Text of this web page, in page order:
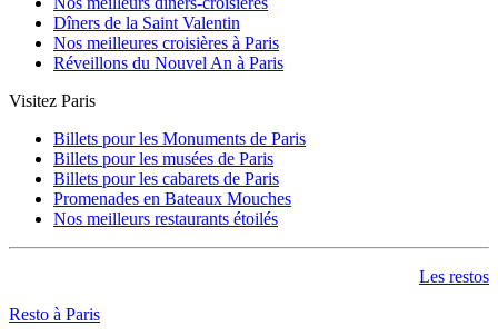
Dîners de la Saint Valentin
Nos meilleures croisières à Paris
Réveillons du Nouvel An à Paris
Visitez Paris
Billets pour les Monuments de Paris
Billets pour les musées de Paris
Billets pour les cabarets de Paris
Promenades en Bateaux Mouches
Nos meilleurs restaurants étoilés
Les restos
Resto à Paris